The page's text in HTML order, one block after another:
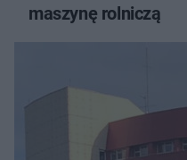
maszynę rolniczą